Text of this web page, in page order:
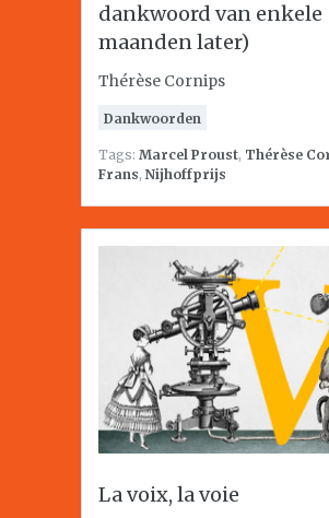
dankwoord van enkele
maanden later)
Thérèse Cornips
Dankwoorden
Tags: Marcel Proust, Thérèse
Frans, Nijhoffprijs
La voix, la voie